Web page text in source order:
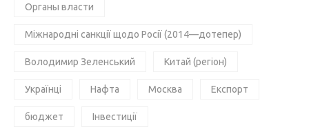
Органы власти
Міжнародні санкції щодо Росії (2014—дотепер)
Володимир Зеленський Китай (регіон)
Українці Нафта Москва Експорт
бюджет Інвестиції